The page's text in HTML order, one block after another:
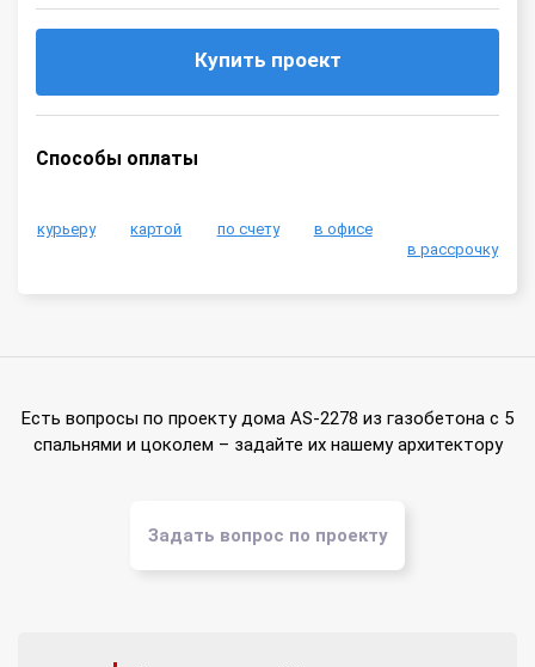
Купить проект
Способы оплаты
курьеру картой по счету
в офисе
в рассрочку
Есть вопросы по проекту дома AS-2278 из газобетона с 5
спальнями и цоколем – задайте их нашему архитектору
Задать вопрос по проекту